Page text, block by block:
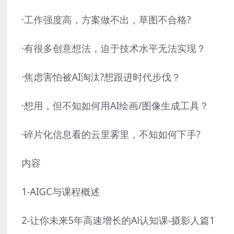
·工作强度高，方案做不出，草图不合格?
·有很多创意想法，迫于技术水平无法实现？
·焦虑害怕被AI淘汰?想跟进时代步伐？
·想用，但不知如何用AI绘画/图像生成工具？
·碎片化信息看的云里雾里，不知如何下手?
内容
1-AIGC与课程概述
2-让你未来5年高速增长的Al认知课-摄影人篇1